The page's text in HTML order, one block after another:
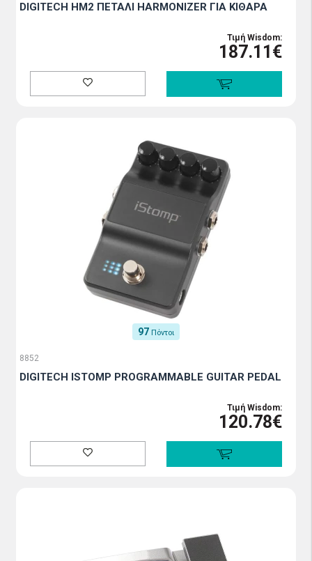
DIGITECH HM2 ΠΕΤΑΛΙ HARMONIZER ΓΙΑ ΚΙΘΑΡΑ
Τιμή Wisdom:
187.11€
97 Πόντοι
8852
DIGITECH ISTOMP PROGRAMMABLE GUITAR PEDAL
Τιμή Wisdom:
120.78€